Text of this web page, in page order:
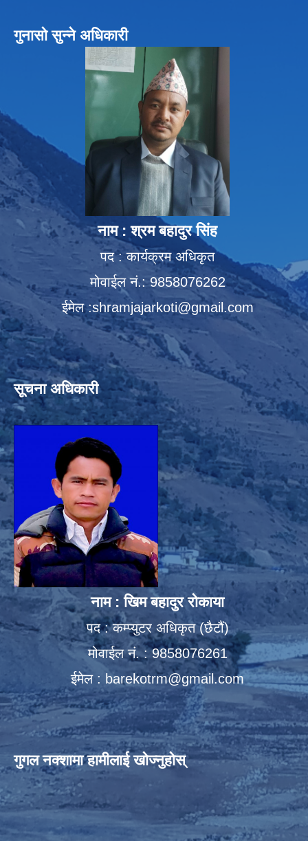
गुनासो सुन्ने अधिकारी
नाम : श्रम बहादुर सिंह
पद : कार्यक्रम अधिकृत
मोवाईल नं.: 9858076262
ईमेल :shramjajarkoti@gmail.com
सूचना अधिकारी
नाम : खिम बहादुर रोकाया
पद : कम्प्युटर अधिकृत (छैटौं)
मोवाईल नं. : 9858076261
ईमेल : barekotrm@gmail.com
गुगल नक्शामा हामीलाई खोज्नुहोस्